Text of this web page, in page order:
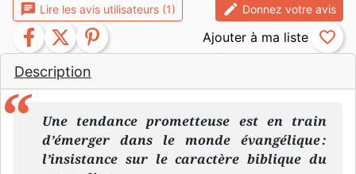
Description
Une tendance prometteuse est en train
d’émerger dans le monde évangélique :
l’insistance sur le caractère biblique du
chat Lire les avis utilisateurs (1) edit Donnez votre avis
facebook twitter pinterest favorite_border